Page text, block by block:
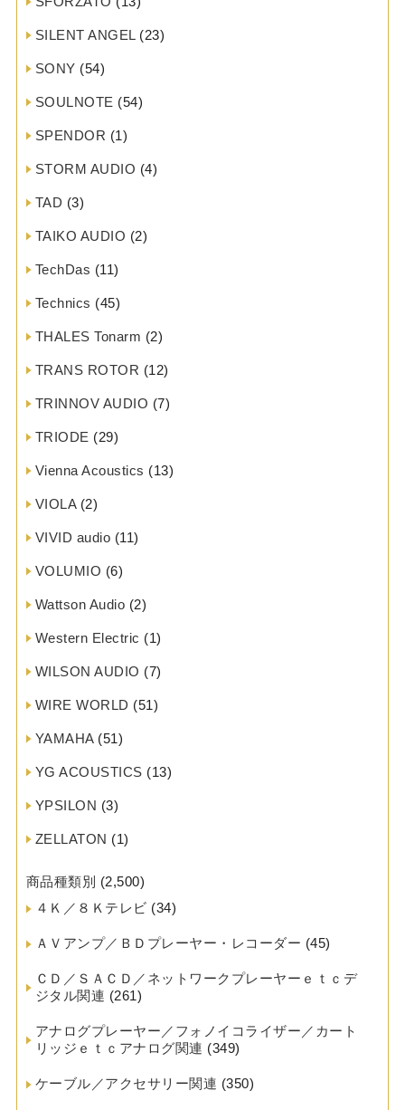
SILENT ANGEL(23)
SONY (54)
SOULNOTE (54)
SPENDOR (1)
STORM AUDIO (4)
TAD (3)
TAIKO AUDIO (2)
TechDas (11)
Technics (45)
THALES Tonarm (2)
TRANS ROTOR (12)
TRINNOV AUDIO (7)
TRIODE (29)
Vienna Acoustics (13)
VIOLA(2)
VIVID audio (11)
VOLUMIO (6)
Wattson Audio (2)
Western Electric (1)
WILSON AUDIO (7)
WIRE WORLD (51)
YAMAHA(51)
YG ACOUSTICS (13)
YPSILON (3)
ZELLATON (1)
商品種類別 (2,500)
４Ｋ／８Ｋテレビ (34)
ＡＶアンプ／ＢＤプレーヤー・レコーダー (45)
ＣＤ／ＳＡＣＤ／ネットワークプレーヤーｅｔｃデ
ジタル関連 (261)
アナログプレーヤー／フォノイコライザー／カート
リッジｅｔｃアナログ関連 (349)
ケーブル／アクセサリー関連 (350)